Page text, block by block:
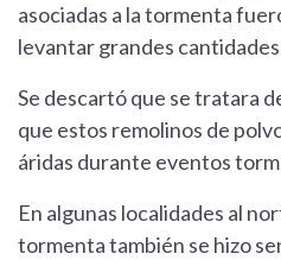
asociadas a la tormenta
levantar grandes
Se descartó que se tratara
que estos remolinos de
áridas durante eventos
En algunas localidades al
tormenta también se hizo